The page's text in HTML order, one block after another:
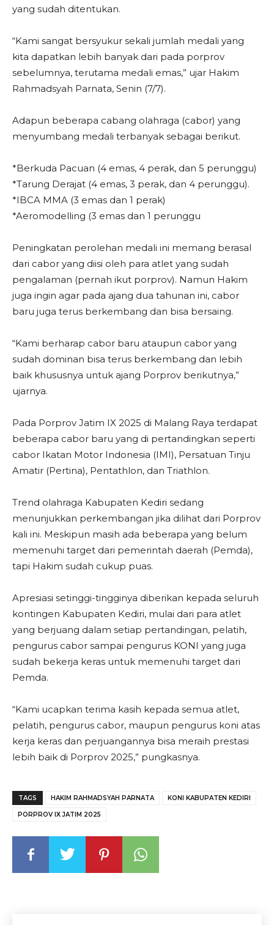
yang sudah ditentukan.
“Kami sangat bersyukur sekali jumlah medali yang
kita dapatkan lebih banyak dari pada porprov
sebelumnya, terutama medali emas,” ujar Hakim
Rahmadsyah Parnata, Senin (7/7).
Adapun beberapa cabang olahraga (cabor) yang
menyumbang medali terbanyak sebagai berikut.
*Berkuda Pacuan (4 emas, 4 perak, dan 5 perunggu)
*Tarung Derajat (4 emas, 3 perak, dan 4 perunggu).
*IBCA MMA (3 emas dan 1 perak)
*Aeromodelling (3 emas dan 1 perunggu
Peningkatan perolehan medali ini memang berasal
dari cabor yang diisi oleh para atlet yang sudah
pengalaman (pernah ikut porprov). Namun Hakim
juga ingin agar pada ajang dua tahunan ini, cabor
baru juga terus berkembang dan bisa bersaing.
“Kami berharap cabor baru ataupun cabor yang
sudah dominan bisa terus berkembang dan lebih
baik khususnya untuk ajang Porprov berikutnya,”
ujarnya.
Pada Porprov Jatim IX 2025 di Malang Raya terdapat
beberapa cabor baru yang di pertandingkan seperti
cabor Ikatan Motor Indonesia (IMI), Persatuan Tinju
Amatir (Pertina), Pentathlon, dan Triathlon.
Trend olahraga Kabupaten Kediri sedang
menunjukkan perkembangan jika dilihat dari Porprov
kali ini. Meskipun masih ada beberapa yang belum
memenuhi target dari pemerintah daerah (Pemda),
tapi Hakim sudah cukup puas.
Apresiasi setinggi-tingginya diberikan kepada seluruh
kontingen Kabupaten Kediri, mulai dari para atlet
yang berjuang dalam setiap pertandingan, pelatih,
pengurus cabor sampai pengurus KONI yang juga
sudah bekerja keras untuk memenuhi target dari
Pemda.
“Kami ucapkan terima kasih kepada semua atlet,
pelatih, pengurus cabor, maupun pengurus koni atas
kerja keras dan perjuangannya bisa meraih prestasi
lebih baik di Porprov 2025,” pungkasnya.
TAGS HAKIM RAHMADSYAH PARNATA KONI KABUPATEN KEDIRI
PORPROV IX JATIM 2025